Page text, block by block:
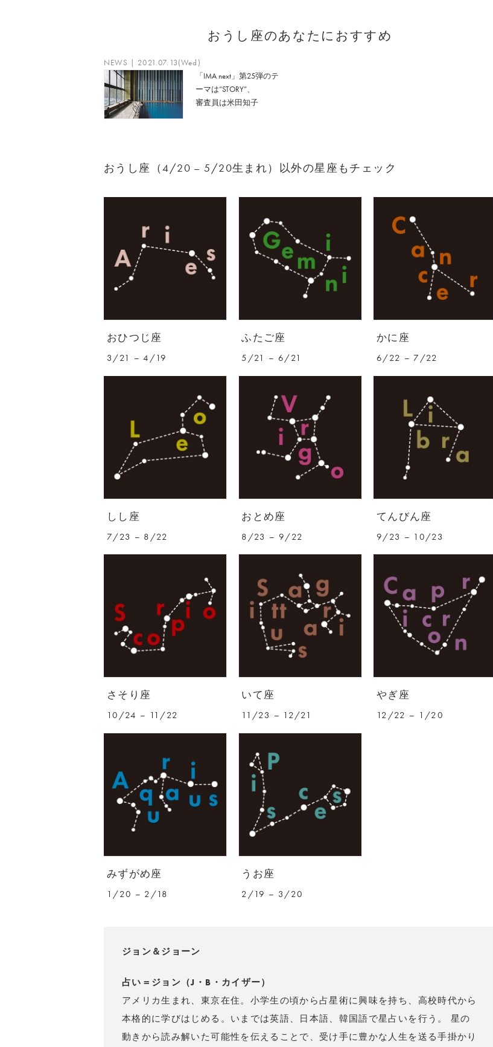
おうし座のあなたにおすすめ
NEWS | 2021.07.13(Wed)
「IMA next」第25弾のテ
ーマは“STORY”、
審査員は米田知子
おうし座（4/20 – 5/20生まれ）以外の星座もチェック
おひつじ座
3/21 – 4/19
ふたご座
5/21 – 6/21
かに座
6/22 – 7/22
しし座
7/23 – 8/22
おとめ座
8/23 – 9/22
てんびん座
9/23 – 10/23
さそり座
10/24 – 11/22
いて座
11/23 – 12/21
やぎ座
12/22 – 1/20
みずがめ座
1/20 – 2/18
うお座
2/19 – 3/20
ジョン＆ジョーン
占い＝ジョン（J・B・カイザー）
アメリカ生まれ、東京在住。小学生の頃から占星術に興味を持ち、高校時代から
本格的に学びはじめる。いまでは英語、日本語、韓国語で星占いを行う。 星の
動きから読み解いた可能性を伝えることで、受け手に豊かな人生を送る手掛かり